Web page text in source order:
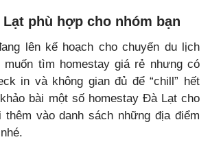
phù hợp cho nhóm bạn
lên kế hoạch cho chuyến du lịch
tìm homestay giá rẻ nhưng có
in và không gian đủ để “chill” hết
bài một số homestay Đà Lạt cho
thêm vào danh sách những địa điểm